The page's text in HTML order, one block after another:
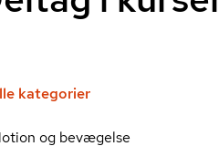
kategorier
og bevægelse